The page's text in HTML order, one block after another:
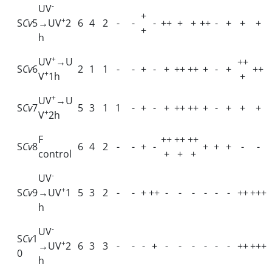
SCv5
UV-
→UV+2
h
6 4 2 - -
+
+
- ++ + + ++ - + + +
SCv6
UV+→U
V+1h
2 1 1 - - + - + ++++ + - +
++
+
++
SCv7
UV+→U
V+2h
5 3 1 1 - + - + ++++ + - + + +
SCv8
F
control
6 4 2 - - + -
++
+
++
+
++
+
+ + + - -
SCv9
UV-
→UV+1
h
5 3 2 - - +++ - - - - - - +++++
SCv1
0
UV-
→UV+2
h
6 3 3 - - - + - - - - - - +++++